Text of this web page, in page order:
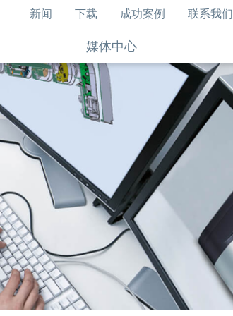
新闻 下载 成功案例 联系我们
媒体中心